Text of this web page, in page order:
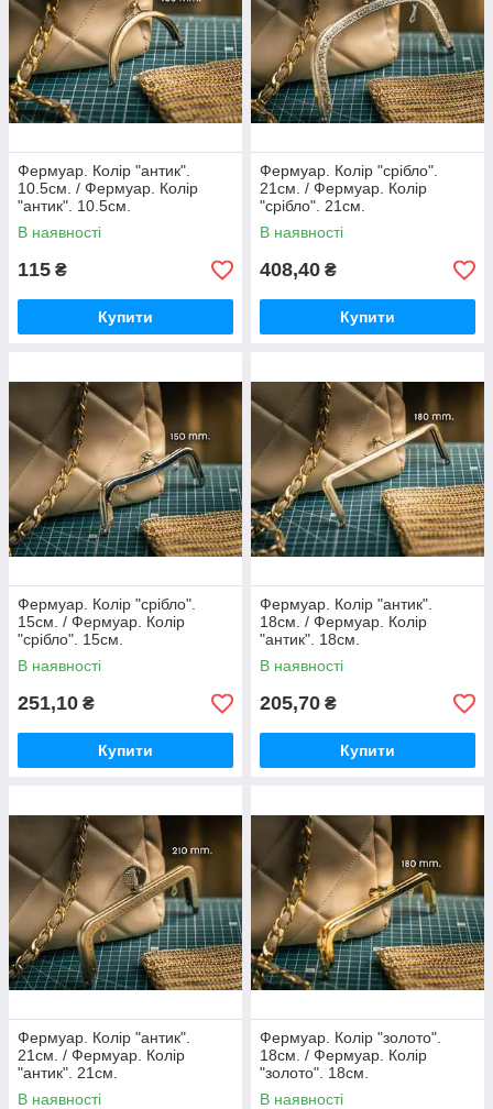
Фермуар. Колір "антик".
10.5см. / Фермуар. Колір
"антик". 10.5см.
В наявності
115 ₴
Купити
Фермуар. Колір "срібло".
21см. / Фермуар. Колір
"срібло". 21см.
В наявності
408,40 ₴
Купити
Фермуар. Колір "срібло".
15см. / Фермуар. Колір
"срібло". 15см.
В наявності
251,10 ₴
Купити
Фермуар. Колір "антик".
18см. / Фермуар. Колір
"антик". 18см.
В наявності
205,70 ₴
Купити
Фермуар. Колір "антик".
21см. / Фермуар. Колір
"антик". 21см.
В наявності
Фермуар. Колір "золото".
18см. / Фермуар. Колір
"золото". 18см.
В наявності